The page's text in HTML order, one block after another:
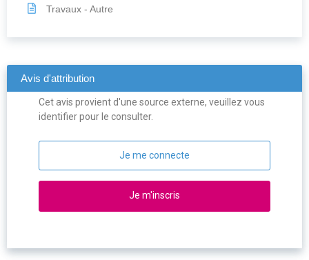
Travaux - Autre
Avis d'attribution
Cet avis provient d'une source externe, veuillez vous
identifier pour le consulter.
Je me connecte
Je m'inscris